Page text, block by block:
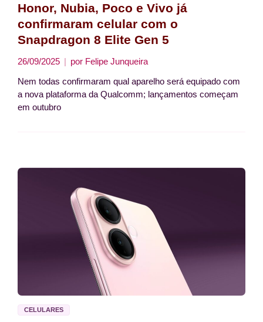
Honor, Nubia, Poco e Vivo já
confirmaram celular com o
Snapdragon 8 Elite Gen 5
26/09/2025 por Felipe Junqueira
Nem todas confirmaram qual aparelho será equipado com
a nova plataforma da Qualcomm; lançamentos começam
em outubro
CELULARES